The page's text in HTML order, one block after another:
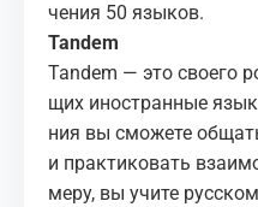
че­ния 50 язы­ков.
Tan­dem
Tan­dem — это сво­е­го
щих ино­стран­ные
ния вы смо­же­те
и прак­ти­ко­вать
ме­ру, вы учи­те